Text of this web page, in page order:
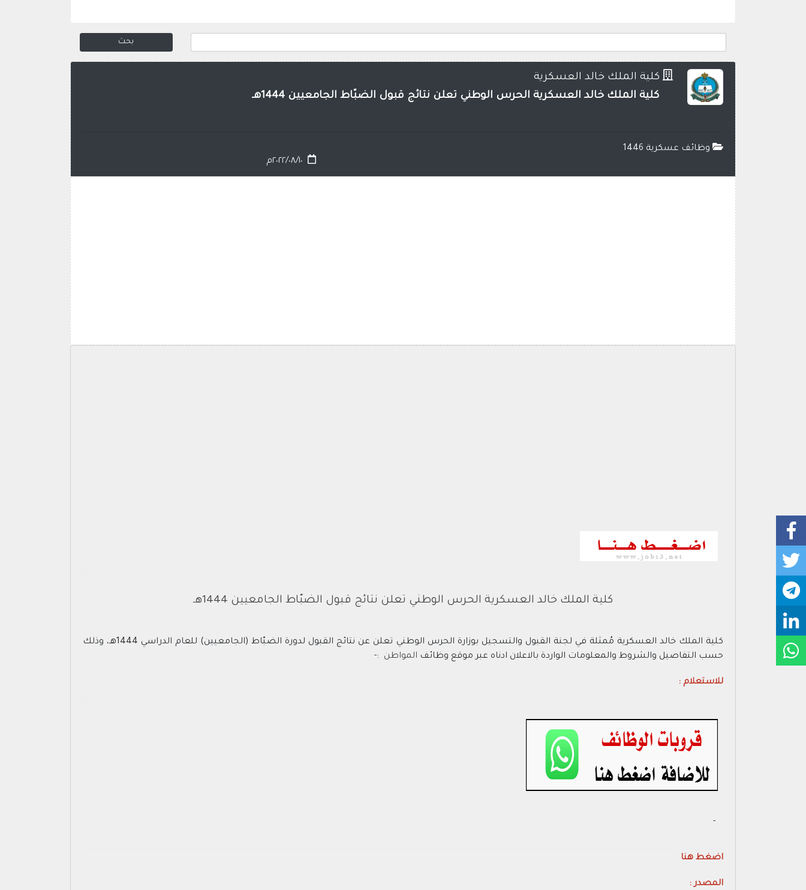
كلية الملك خالد العسكرية
كلية الملك خالد العسكرية الحرس الوطني تعلن نتائج قبول الضبّاط الجامعيين 1444هـ
وظائف عسكرية 1446
٢٠٢٢/٠٨/١٠م
كلية الملك خالد العسكرية الحرس الوطني تعلن نتائج قبول الضبّاط الجامعيين 1444هـ
كلية الملك خالد العسكرية مُمثلة في لجنة القبول والتسجيل بوزارة الحرس الوطني تعلن عن نتائج القبول لدورة الضبّاط (الجامعيين) للعام الدراسي 1444هـ، وذلك
حسب التفاصيل والشروط والمعلومات الواردة بالاعلان ادناه عبر موقع وظائف المواطن :-
للاستعلام :
- ‏
اضغط هنا
المصدر :